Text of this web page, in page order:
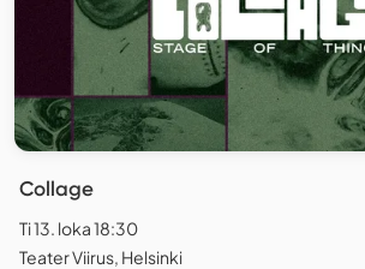
Collage
Ti 13. loka 18:30
Teater Viirus, Helsinki